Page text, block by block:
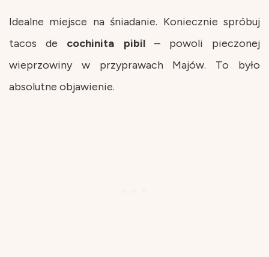
Idealne miejsce na śniadanie. Koniecznie spróbuj
tacos de cochinita pibil– powoli pieczonej
wieprzowiny w przyprawach Majów. To było
absolutne objawienie.